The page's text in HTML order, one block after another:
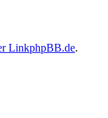
phpBB.de.